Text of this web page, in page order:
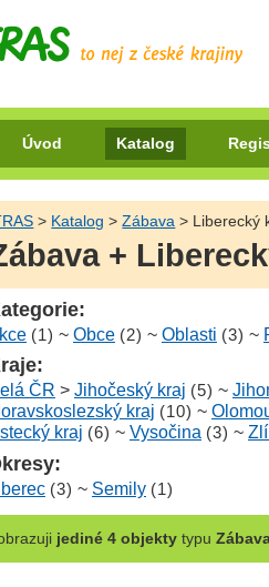
Úvod Katalog
> Katalog >Zábava > Liberecký
+
(1) ~ Obce (2) ~ Oblasti (3) ~
ČR > Jihočeský kraj (5) ~
kraj (10) ~
kraj (6) ~ Vysočina (3) ~
(3) ~ Semily (1)
jediné 4 objektytypu